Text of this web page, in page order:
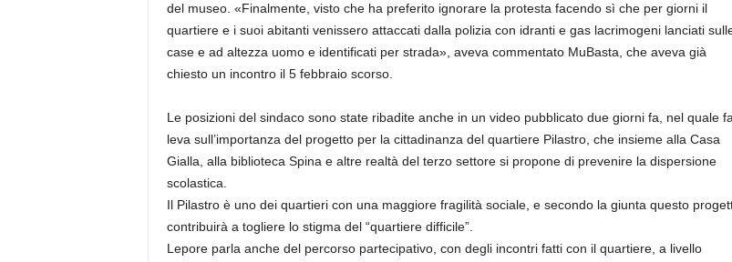
del museo. «Finalmente, visto che ha preferito ignorare la protesta facendo sì che per giorni il
quartiere e i suoi abitanti venissero attaccati dalla polizia con idranti e gas lacrimogeni lanciati
case e ad altezza uomo e identificati per strada», aveva commentato MuBasta, che aveva già
chiesto un incontro il 5 febbraio scorso.
Le posizioni del sindaco sono state ribadite anche in un video pubblicato due giorni fa, nel quale fa
leva sull’importanza del progetto per la cittadinanza del quartiere Pilastro, che insieme alla Casa
Gialla, alla biblioteca Spina e altre realtà del terzo settore si propone di prevenire la dispersione
scolastica.
Il Pilastro è uno dei quartieri con una maggiore fragilità sociale, e secondo la giunta questo
contribuirà a togliere lo stigma del “quartiere difficile”.
Lepore parla anche del percorso partecipativo, con degli incontri fatti con il quartiere, a livello